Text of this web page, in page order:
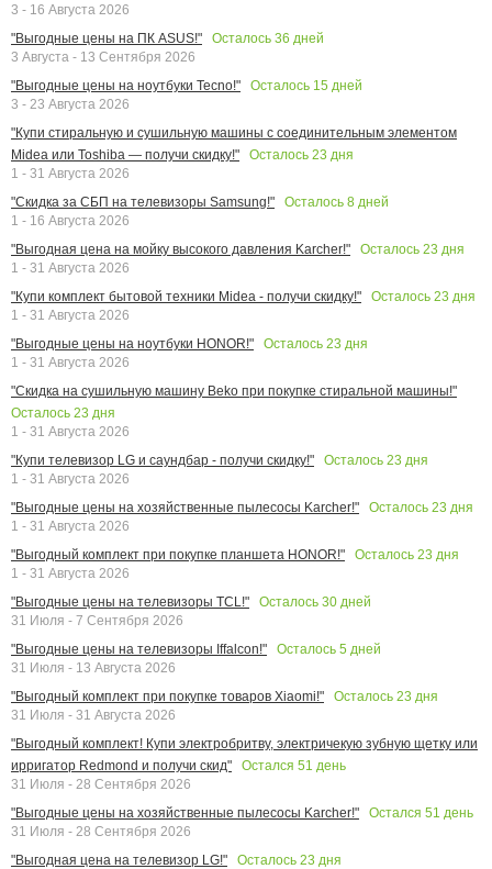
3 - 16 Августа 2026
"Выгодные цены на ПК ASUS!"
Осталось 36 дней
3 Августа - 13 Сентября 2026
"Выгодные цены на ноутбуки Tecno!"
Осталось 15 дней
3 - 23 Августа 2026
"Купи стиральную и сушильную машины с соединительным элементом
Midea или Toshiba — получи скидку!"
Осталось 23 дня
1 - 31 Августа 2026
"Скидка за СБП на телевизоры Samsung!"
Осталось 8 дней
1 - 16 Августа 2026
"Выгодная цена на мойку высокого давления Karcher!"
Осталось 23 дня
1 - 31 Августа 2026
"Купи комплект бытовой техники Midea - получи скидку!"
Осталось 23 дня
1 - 31 Августа 2026
"Выгодные цены на ноутбуки HONOR!"
Осталось 23 дня
1 - 31 Августа 2026
"Скидка на сушильную машину Beko при покупке стиральной машины!"
Осталось 23 дня
1 - 31 Августа 2026
"Купи телевизор LG и саундбар - получи скидку!"
Осталось 23 дня
1 - 31 Августа 2026
"Выгодные цены на хозяйственные пылесосы Karcher!"
Осталось 23 дня
1 - 31 Августа 2026
"Выгодный комплект при покупке планшета HONOR!"
Осталось 23 дня
1 - 31 Августа 2026
"Выгодные цены на телевизоры TCL!"
Осталось 30 дней
31 Июля - 7 Сентября 2026
"Выгодные цены на телевизоры Iffalcon!"
Осталось 5 дней
31 Июля - 13 Августа 2026
"Выгодный комплект при покупке товаров Xiaomi!"
Осталось 23 дня
31 Июля - 31 Августа 2026
"Выгодный комплект! Купи электробритву, электричекую зубную щетку или
ирригатор Redmond и получи скид"
Остался 51 день
31 Июля - 28 Сентября 2026
"Выгодные цены на хозяйственные пылесосы Karcher!"
Остался 51 день
31 Июля - 28 Сентября 2026
"Выгодная цена на телевизор LG!"
Осталось 23 дня